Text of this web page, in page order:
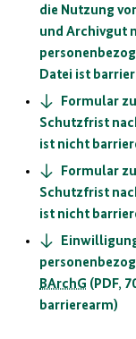
die Nutzung
und Archivgut
Datei ist
Formular
Schutzfrist
ist nicht
Formular
Schutzfrist
ist nicht
BArchG (PDF,
barrierearm)